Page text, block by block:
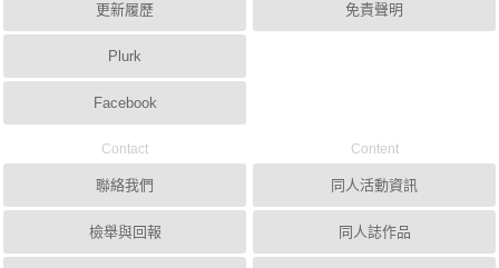
更新履歷
Plurk
Facebook
免責聲明
Contact
聯絡我們
檢舉與回報
Content
同人活動資訊
同人誌作品